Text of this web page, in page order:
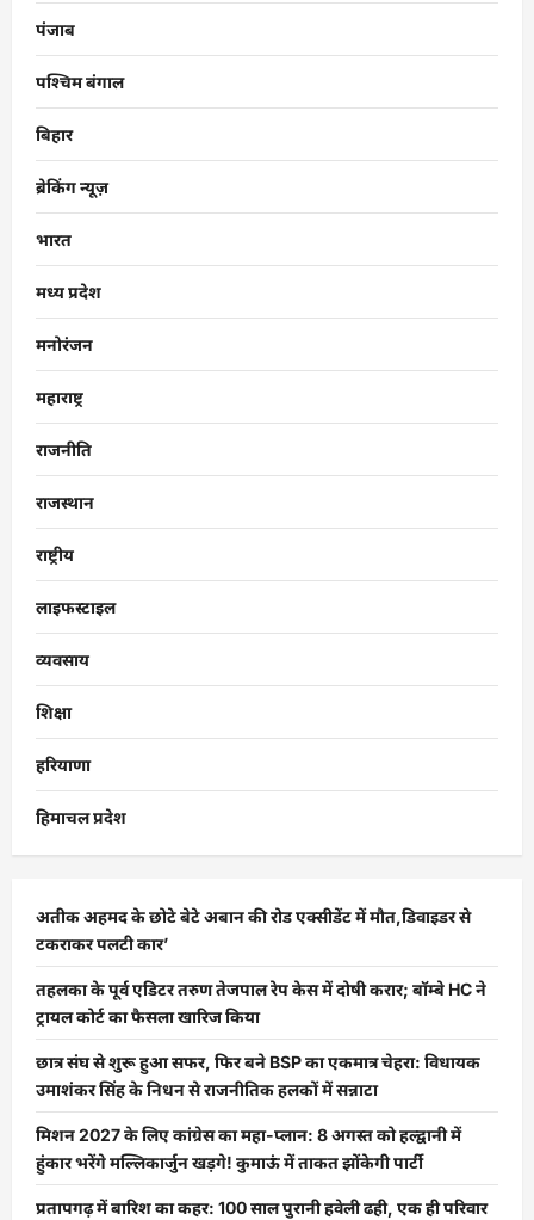
पंजाब
पश्चिम बंगाल
बिहार
ब्रेकिंग न्यूज़
भारत
मध्य प्रदेश
मनोरंजन
महाराष्ट्र
राजनीति
राजस्थान
राष्ट्रीय
लाइफस्टाइल
व्यवसाय
शिक्षा
हरियाणा
हिमाचल प्रदेश
अतीक अहमद के छोटे बेटे अबान की रोड एक्सीडेंट में मौत,डिवाइडर से
टकराकर पलटी कार’
तहलका के पूर्व एडिटर तरुण तेजपाल रेप केस में दोषी करार; बॉम्बे HC ने
ट्रायल कोर्ट का फैसला खारिज किया
छात्र संघ से शुरू हुआ सफर, फिर बने BSP का एकमात्र चेहरा: विधायक
उमाशंकर सिंह के निधन से राजनीतिक हलकों में सन्नाटा
मिशन 2027 के लिए कांग्रेस का महा-प्लान: 8 अगस्त को हल्द्वानी में
हुंकार भरेंगे मल्लिकार्जुन खड़गे! कुमाऊं में ताकत झोंकेगी पार्टी
प्रतापगढ़ में बारिश का कहर: 100 साल पुरानी हवेली ढही, एक ही परिवार